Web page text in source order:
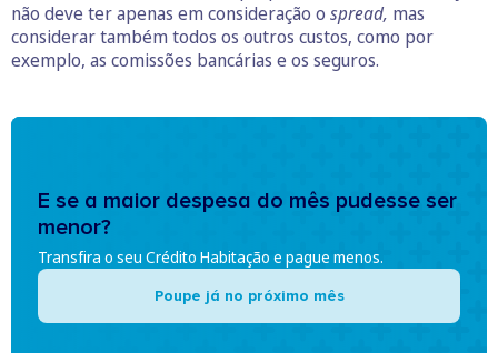
não deve ter apenas em consideração o spread, mas
considerar também todos os outros custos, como por
exemplo, as comissões bancárias e os seguros.
E se a maior despesa do mês pudesse ser
menor?
Transfira o seu Crédito Habitação e pague menos.
Poupe já no próximo mês